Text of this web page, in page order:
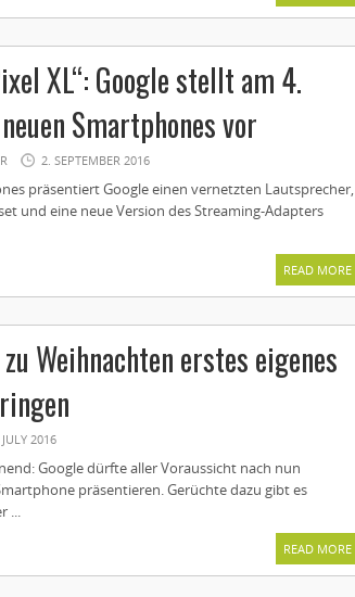
XL“: Google stellt am 4.
Smartphones vor
2. SEPTEMBER 2016
präsentiert Google einen vernetzten Lautsprecher,
und eine neue Version des Streaming-Adapters
READ MORE
Weihnachten erstes eigenes
2016
Google dürfte aller Voraussicht nach nun
präsentieren. Gerüchte dazu gibt es
...
READ MORE